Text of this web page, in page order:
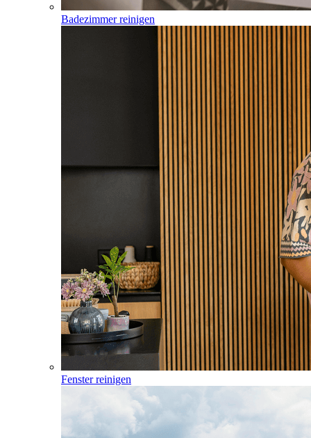
Badezimmer reinigen
Fenster reinigen